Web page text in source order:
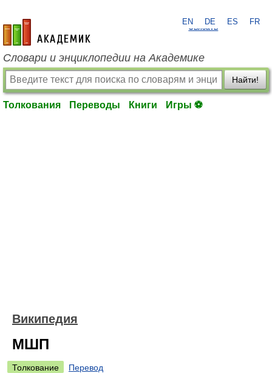
academic.ru
EN DE ES FR
Словари и энциклопедии на Академике
Найти!
Толкования Переводы Книги Игры ⚽
Википедия
МШП
Толкование
Перевод
Связать